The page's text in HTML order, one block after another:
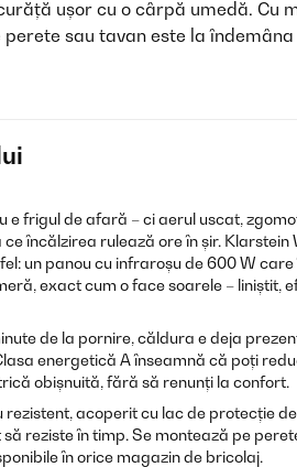
ușor cu o cârpă umedă. Cu
sau tavan este la
e frigul de afară – ci aerul uscat,
încălzirea rulează ore în șir. Klarstein
un panou cu infraroșu de 600 W
exact cum o face soarele – liniștit,
de la pornire, căldura e deja
energetică A înseamnă că poți
obișnuită, fără să renunți la confort.
rezistent, acoperit cu lac de protecție
reziste în timp. Se montează pe
în orice magazin de bricolaj.